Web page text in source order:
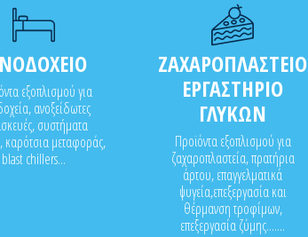
εξοπλισμού για
ανοξείδωτες
συστήματα
καρότσια μεταφοράς,
blast chillers...
ΖΑΧΑΡΟΠΛΑΣΤΕΙΟ
ΕΡΓΑΣΤΗΡΙΟ
ΓΛΥΚΩΝ
Προϊόντα εξοπλισμού για
ζαχαροπλαστεία, πρατήρια
άρτου, επαγγελματικά
ψυγεία,επεξεργασία και
θέρμανση τροφίμων,
επεξεργασία ζύμης.......